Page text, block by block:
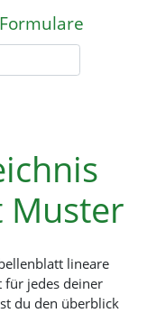
Muster
lineare
für jedes deiner
du den überblick